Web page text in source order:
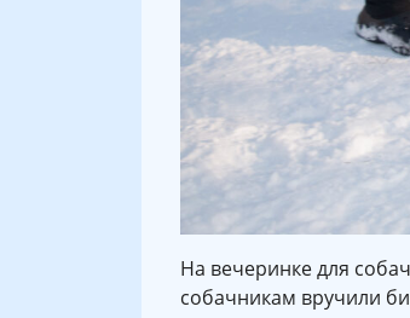
На вечеринке для
собачникам вручили